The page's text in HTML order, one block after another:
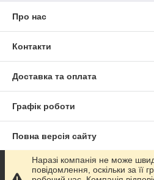
Про нас
Контакти
Доставка та оплата
Графік роботи
Повна версія сайту
Сайт створено на маркетплейсі
Наразі компанія не може
повідомлення, оскільки за її